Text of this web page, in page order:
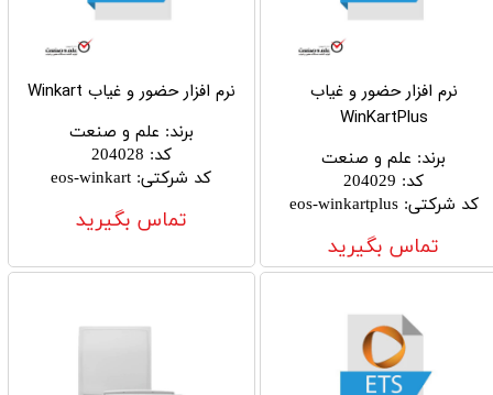
نرم افزار حضور و غیاب
WinKartPlus
برند: علم و صنعت
کد:
204029
کد شرکتی:
eos-winkartplus
تماس بگیرید
نرم افزار حضور و غیاب Winkart
برند: علم و صنعت
کد:
204028
کد شرکتی:
eos-winkart
تماس بگیرید